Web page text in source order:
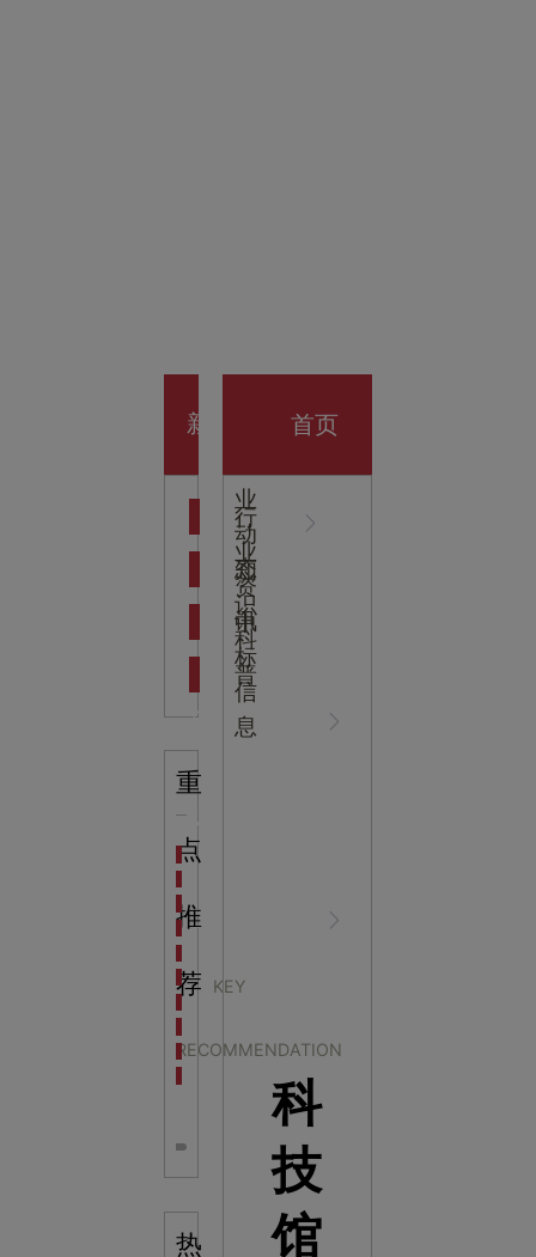
开业大
吉
新
心
NEWS
CENTER
业
动
态
行
业
资
讯
知
识
科
普
中
标
信
息
重
点
推
荐 KEY
RECOMMENDATION
海洋馆设计建设方案：展示内容和互动体验设计
非遗文化展厅设计要点：展厅布局策展技巧和创新元
航空航天科技馆设计思路：如何设计促进公众的兴趣
目前科技馆的展示内容主要包含哪些几个方面？
全息体验馆设计：打造身临其境的奇妙世界
热
首页
科
技
馆